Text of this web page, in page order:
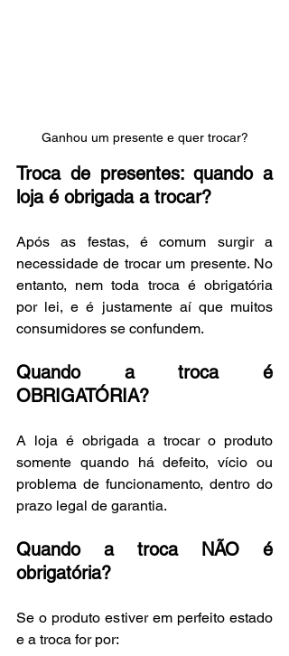
Ganhou um presente e quer trocar?
Troca de presentes: quando a
loja é obrigada a trocar?
Após as festas, é comum surgir a
necessidade de trocar um presente. No
entanto, nem toda troca é obrigatória
por lei, e é justamente aí que muitos
consumidores se confundem.
Quando a troca é
OBRIGATÓRIA?
A loja é obrigada a trocar o produto
somente quando há defeito, vício ou
problema de funcionamento, dentro do
prazo legal de garantia.
Quando a troca NÃO é
obrigatória?
Se o produto estiver em perfeito estado
e a troca for por: